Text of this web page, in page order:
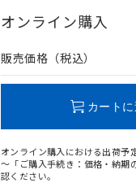
オンライン購入
販売価格（税込）
カート
オンライン購入における出荷予
～「ご購入手続き：価格・納期
認ください。